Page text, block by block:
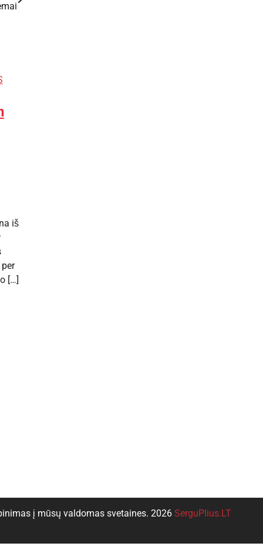
iš
[…]
į mūsų valdomas svetaines. 2026 SerguPlius.LT